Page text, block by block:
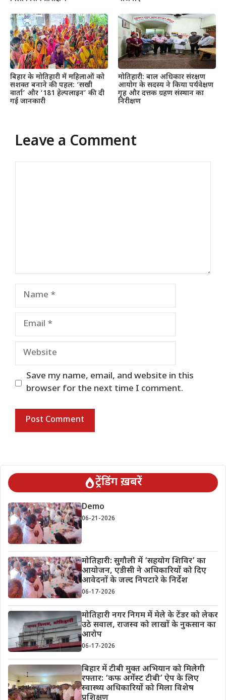
बिहार के मोतिहारी में महिलाओं को
सशक्त बनाने की पहल: ‘सखी
वार्ता’ और ‘181 हेल्पलाइन’ की दी
गई जानकारी
मोतिहारी: बाल अधिकार संरक्षण
आयोग के सदस्य ने किया पर्यवेक्षण
गृह और दत्तक ग्रहण संस्थान का
निरीक्षण
Leave a Comment
Name
Email
Website
Save my name, email, and website in this
browser for the next time I comment.
ट्रेंडिंग ख़बरें
Demo
06-21-2026
मोतिहारी: सुगौली में ‘सहयोग शिविर’ का
आयोजन, एडीसी ने अधिकारियों को दिए
आवेदनों के जल्द निपटारे के निर्देश
06-17-2026
मोतिहारी नगर निगम में मेले के टेंडर को लेकर
उठे सवाल, राजस्व को लाखों के नुकसान का
आरोप
06-17-2026
बिहार में टीबी मुक्त अभियान को मिलेगी
रफ्तार: ‘कफ अगेंस्ट टीबी’ ऐप के लिए
स्वास्थ्य अधिकारियों को मिला विशेष